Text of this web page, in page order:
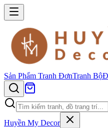
Sản Phẩm Tranh ĐơnTranh Bộ
Huyền My Decor